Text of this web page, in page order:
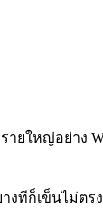
ใหญ่อย่าง
ทีก็เข็นไม่ตร